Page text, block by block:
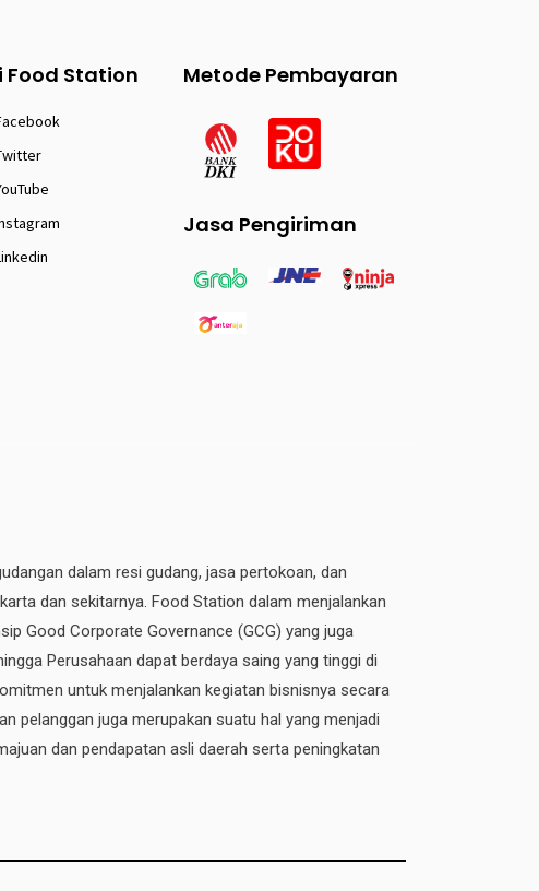
Food Station Metode Pembayaran
Jasa Pengiriman
dalam resi gudang, jasa pertokoan, dan
dan sekitarnya. Food Station dalam menjalankan
Good Corporate Governance (GCG) yang juga
Perusahaan dapat berdaya saing yang tinggi di
untuk menjalankan kegiatan bisnisnya secara
pelanggan juga merupakan suatu hal yang menjadi
dan pendapatan asli daerah serta peningkatan